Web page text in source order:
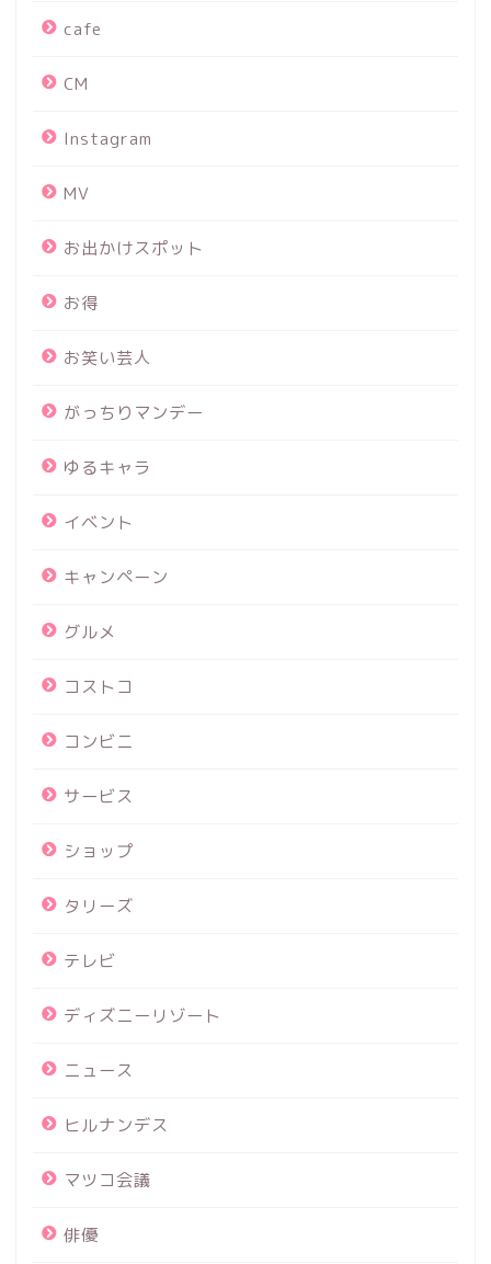
cafe
CM
Instagram
MV
お出かけスポット
お得
お笑い芸人
がっちりマンデー
ゆるキャラ
イベント
キャンペーン
グルメ
コストコ
コンビニ
サービス
ショップ
タリーズ
テレビ
ディズニーリゾート
ニュース
ヒルナンデス
マツコ会議
俳優